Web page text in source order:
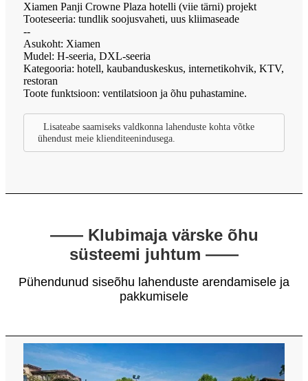
Xiamen Panji Crowne Plaza hotelli (viie tärni) projekt
Tooteseeria: tundlik soojusvaheti, uus kliimaseade
--
Asukoht: Xiamen
Mudel: H-seeria, DXL-seeria
Kategooria: hotell, kaubanduskeskus, internetikohvik, KTV,
restoran
Toote funktsioon: ventilatsioon ja õhu puhastamine.
Lisateabe saamiseks valdkonna lahenduste kohta võtke
ühendust meie klienditeenindusega.
—— Klubimaja värske õhu
süsteemi juhtum ——
Pühendunud siseõhu lahenduste arendamisele ja
pakkumisele